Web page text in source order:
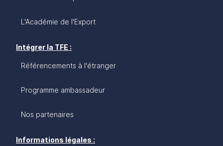
L'Académie de l'Export
Intégrer la TFE :
Référencements à l'étranger
Programme ambassadeur
Nos partenaires
Informations légales :